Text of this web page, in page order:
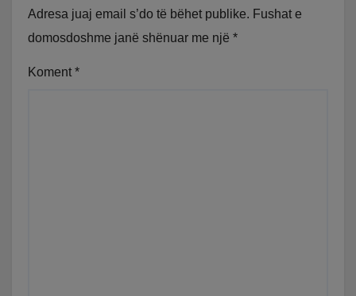
Adresa juaj email s’do të bëhet publike. Fushat e
domosdoshme janë shënuar me një *
Koment *